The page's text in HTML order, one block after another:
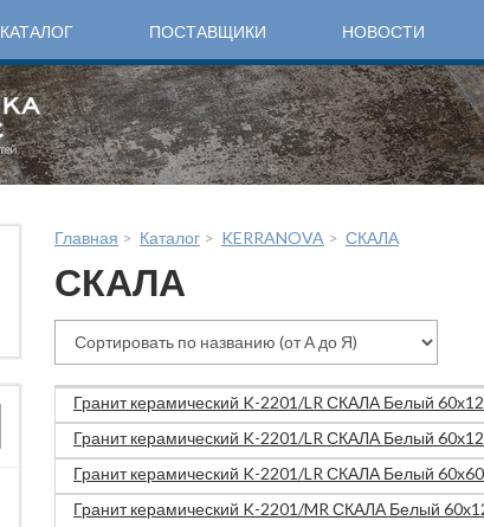
КАТАЛОГ ПОСТАВЩИКИ НОВОСТИ
Главная > Каталог > KERRANOVA > СКАЛА
СКАЛА
Гранит керамический K-2201/LR СКАЛА Белый
Гранит керамический K-2201/LR СКАЛА Белый
Гранит керамический K-2201/LR СКАЛА Белый
Гранит керамический K-2201/MR СКАЛА Белый